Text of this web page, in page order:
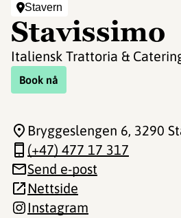
Stavern
Stavissimo
Italiensk Trattoria &
Book nå
Bryggeslengen 6, 3290
(+47) 477 17 317
Send e-post
Nettside
Instagram